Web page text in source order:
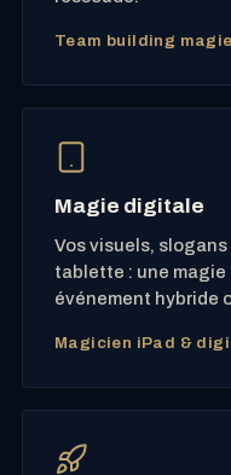
Team building
Magie digitale
Vos visuels,
tablette : une magie
événement hybride
Magicien iPad &